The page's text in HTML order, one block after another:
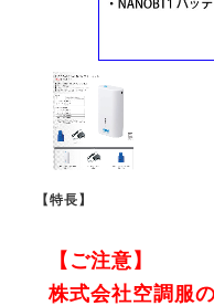
【特長】
【ご注意】
株式会社空調服